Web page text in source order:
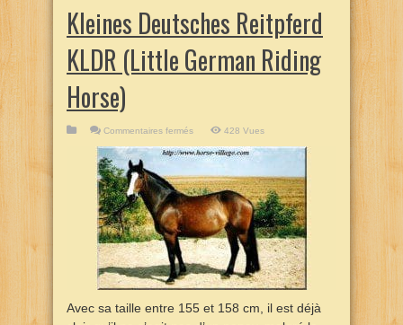
Kleines Deutsches Reitpferd
KLDR (Little German Riding
Horse)
Commentaires fermés
Deutsches
Reitpferd
(Little
German
Riding
Horse)
428 Vues
Avec sa taille entre 155 et 158 cm, il est déjà